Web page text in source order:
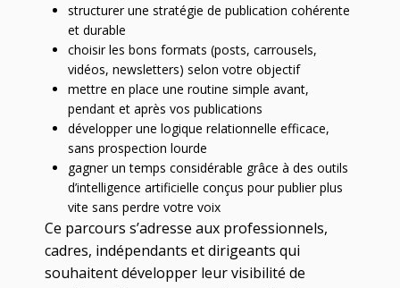
structurer une stratégie de publication cohérente
et durable
choisir les bons formats (posts, carrousels,
vidéos, newsletters) selon votre objectif
mettre en place une routine simple avant,
pendant et après vos publications
développer une logique relationnelle efficace,
sans prospection lourde
gagner un temps considérable grâce à des outils
d’intelligence artificielle conçus pour publier plus
vite sans perdre votre voix
Ce parcours s’adresse aux professionnels,
cadres, indépendants et dirigeants qui
souhaitent développer leur visibilité de